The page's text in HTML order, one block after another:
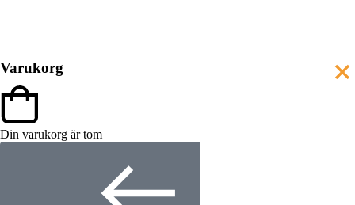
Varukorg
Din varukorg är tom